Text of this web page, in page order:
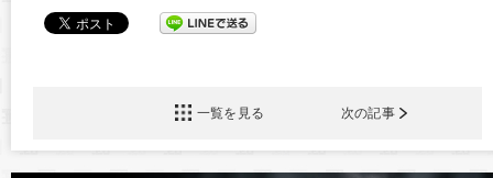
一覧を見る 次の記事